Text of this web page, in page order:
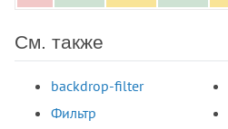
См. также
backdrop-filter
Фильтр
border-left-width
border-right
border-right-color